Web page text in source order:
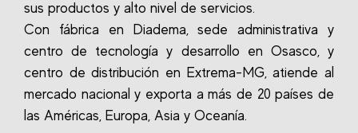
sus productos y alto nivel de servicios.
Con fábrica en Diadema, sede administrativa y
centro de tecnología y desarrollo en Osasco, y
centro de distribución en Extrema-MG, atiende al
mercado nacional y exporta a más de 20 países de
las Américas, Europa, Asia y Oceanía.